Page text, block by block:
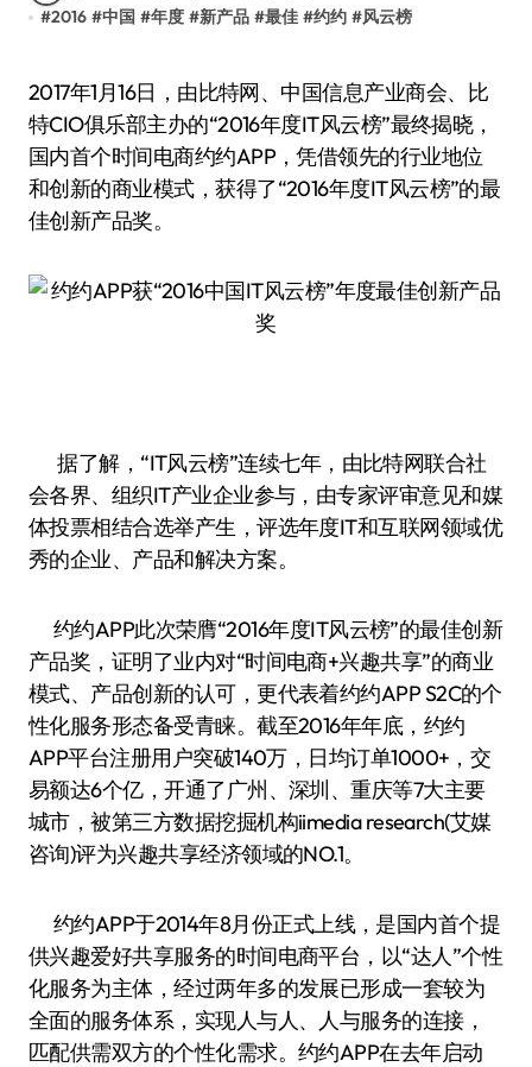
#2016 #中国 #年度 #新产品 #最佳 #约约 #风云榜
2017年1月16日，由比特网、中国信息产业商会、比
特CIO俱乐部主办的“2016年度IT风云榜”最终揭晓，
国内首个时间电商约约APP，凭借领先的行业地位
和创新的商业模式，获得了“2016年度IT风云榜”的最
佳创新产品奖。
据了解，“IT风云榜”连续七年，由比特网联合社
会各界、组织IT产业企业参与，由专家评审意见和媒
体投票相结合选举产生，评选年度IT和互联网领域优
秀的企业、产品和解决方案。
约约APP此次荣膺“2016年度IT风云榜”的最佳创新
产品奖，证明了业内对“时间电商+兴趣共享”的商业
模式、产品创新的认可，更代表着约约APP S2C的个
性化服务形态备受青睐。截至2016年年底，约约
APP平台注册用户突破140万，日均订单1000+，交
易额达6个亿，开通了广州、深圳、重庆等7大主要
城市，被第三方数据挖掘机构iimedia research(艾媒
咨询)评为兴趣共享经济领域的NO.1。
约约APP于2014年8月份正式上线，是国内首个提
供兴趣爱好共享服务的时间电商平台，以“达人”个性
化服务为主体，经过两年多的发展已形成一套较为
全面的服务体系，实现人与人、人与服务的连接，
匹配供需双方的个性化需求。约约APP在去年启动